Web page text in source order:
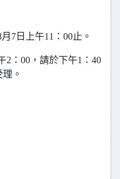
7日上午11：00止。
2：00，請於下午1：40
。